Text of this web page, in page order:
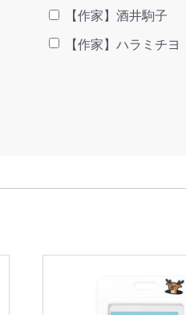
【作家】酒井駒子
【作家】ハラミチヨ